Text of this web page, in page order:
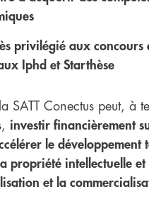
privilégié aux
Iphd et Starthèse
SATT Conectus peut, à
investir financièrement
le développement
propriété intellectuelle
et la